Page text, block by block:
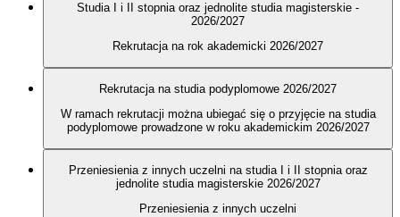
Studia I i II stopnia oraz jednolite studia magisterskie -
2026/2027
Rekrutacja na rok akademicki 2026/2027
Rekrutacja na studia podyplomowe 2026/2027
W ramach rekrutacji można ubiegać się o przyjęcie na studia
podyplomowe prowadzone w roku akademickim 2026/2027
Przeniesienia z innych uczelni na studia I i II stopnia oraz
jednolite studia magisterskie 2026/2027
Przeniesienia z innych uczelni